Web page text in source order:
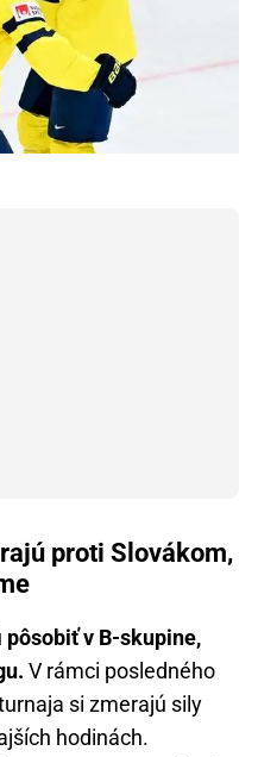
proti Slovákom,
pôsobiť v B-skupine,
V rámci posledného
si zmerajú sily
hodinách.